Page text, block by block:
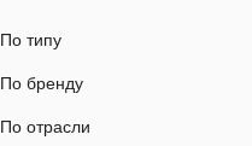
По типу
По бренду
По отрасли